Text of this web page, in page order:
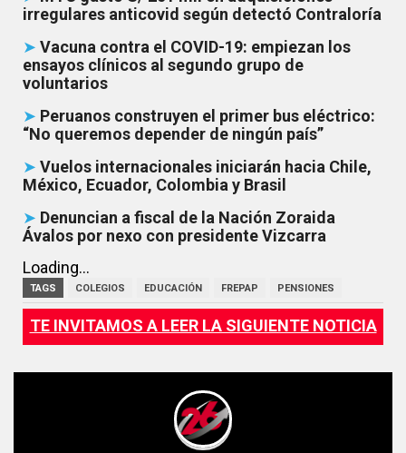
irregulares anticovid según detectó Contraloría
➤ Vacuna contra el COVID-19: empiezan los
ensayos clínicos al segundo grupo de
voluntarios
➤ Peruanos construyen el primer bus eléctrico:
“No queremos depender de ningún país”
➤ Vuelos internacionales iniciarán hacia Chile,
México, Ecuador, Colombia y Brasil
➤ Denuncian a fiscal de la Nación Zoraida
Ávalos por nexo con presidente Vizcarra
Loading...
TAGS COLEGIOS EDUCACIÓN FREPAP PENSIONES
TE INVITAMOS A LEER LA SIGUIENTE NOTICIA